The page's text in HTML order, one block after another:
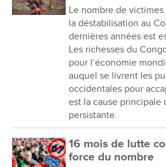
Le nombre de
la déstabilisation au
dernières années est
Les richesses du
pour l’économie
auquel se livrent les
occidentales pour
est la cause
persistante.
16 mois de lutte
force du nombre